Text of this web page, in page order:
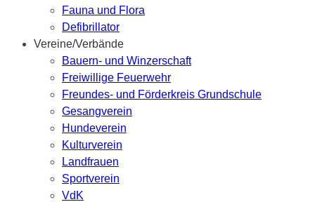
Fauna und Flora
Defibrillator
Vereine/Verbände
Bauern- und Winzerschaft
Freiwillige Feuerwehr
Freundes- und Förderkreis Grundschule
Gesangverein
Hundeverein
Kulturverein
Landfrauen
Sportverein
VdK